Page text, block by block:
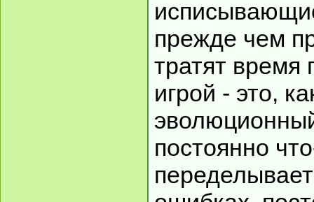
прежде чем
тратят время
игрой - это,
постоянно